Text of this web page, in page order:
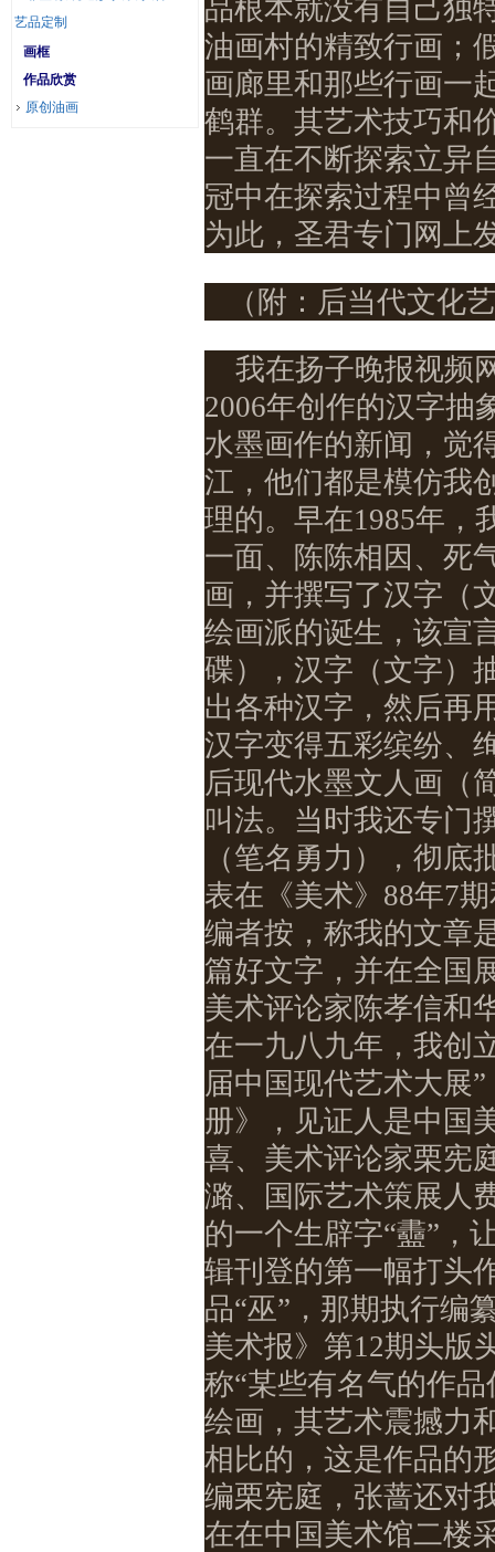
品根本就没有自己独
油画村的精致行画；
画廊里和那些行画一
鹤群。其艺术技巧和
一直在不断探索立异
冠中在探索过程中曾
为此，圣君专门网
（附：后当代文
我在扬子晚报视频
2006年创作的汉字抽
水墨画作的新闻，觉
江，他们都是模仿我
理的。早在1985年，
一面、陈陈相因、死
画，并撰写了汉字（
绘画派的诞生，该宣
碟），汉字（文字）
出各种汉字，然后再
汉字变得五彩缤纷、
后现代水墨文人画（
叫法。当时我还专门
（笔名勇力），彻
表在《美术》 88年7
编者按，称我的文章
篇好文字，并在全国
美术评论家陈孝信和
在一九八九年，我创
届中国现代艺术大展
册》，见证人是中国
喜、美术评论家栗宪
潞、国际艺术策展人
的一个生辟字“衋”，
辑刊登的第一幅打头
品“巫”，那期执行编
美术报》第12期头版
称“某些有名气的作
绘画，其艺术震撼力
相比的，这是作品的
编栗宪庭，张蔷还对
在在中国美术馆二楼
艺品定制
画框
作品欣赏
原创油画